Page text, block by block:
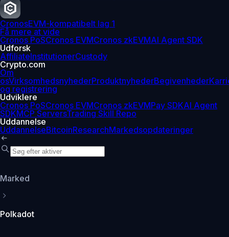
CronosEVM-kompatibelt lag 1
Få mere at vide
Cronos PoSCronos EVMCronos zkEVMAI Agent SDK
Udforsk
AffiliateInstitutionerCustody
Crypto.com
Om
osVirksomhedsnyhederProduktnyhederBegivenheder
og registrering
Udviklere
Cronos PoSCronos EVMCronos zkEVMPay SDKAI Agent
SDKMCP ServersTrading Skill Repo
Uddannelse
UddannelseBitcoinResearchMarkedsopdateringer
Marked
Polkadot